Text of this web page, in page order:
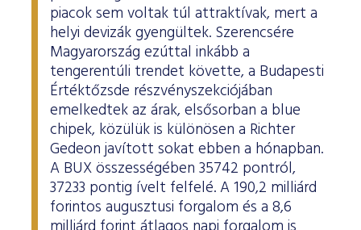
piacok sem voltak túl attraktívak, mert a
helyi devizák gyengültek. Szerencsére
Magyarország ezúttal inkább a
tengerentúli trendet követte, a Budapesti
Értéktőzsde részvényszekciójában
emelkedtek az árak, elsősorban a blue
chipek, közülük is különösen a Richter
Gedeon javított sokat ebben a hónapban.
A BUX összességében 35742 pontról,
37233 pontig ívelt felfelé. A 190,2 milliárd
forintos augusztusi forgalom és a 8,6